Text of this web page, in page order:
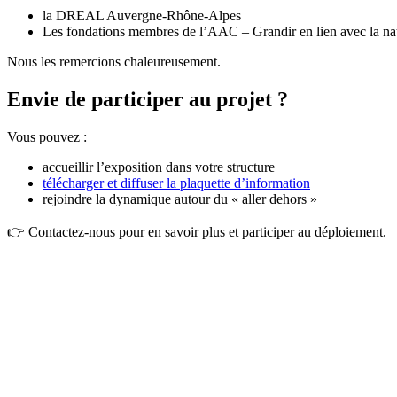
la DREAL Auvergne-Rhône-Alpes
Les fondations membres de l’AAC – Grandir en lien avec la
Nous les remercions chaleureusement.
Envie de participer au projet ?
Vous pouvez :
accueillir l’exposition dans votre structure
télécharger et diffuser la plaquette d’information
rejoindre la dynamique autour du « aller dehors »
👉 Contactez-nous pour en savoir plus et participer au déploiement.